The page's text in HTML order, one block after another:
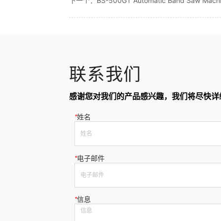
联系我们
感谢您对我们的产品感兴趣，我们将尽快详
*姓名
*电子邮件
*信息